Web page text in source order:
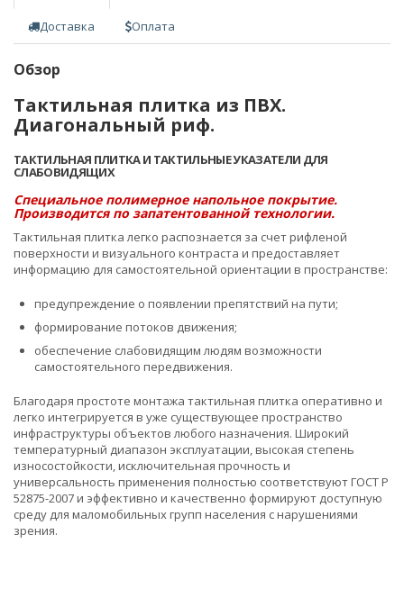
Доставка Оплата
Обзор
Тактильная плитка из ПВХ.
Диагональный риф.
ТАКТИЛЬНАЯ ПЛИТКА И ТАКТИЛЬНЫЕ УКАЗАТЕЛИ ДЛЯ
СЛАБОВИДЯЩИХ
Специальное полимерное напольное покрытие.
Производится по запатентованной технологии.
Тактильная плитка легко распознается за счет рифленой
поверхности и визуального контраста и предоставляет
информацию для самостоятельной ориентации в пространстве:
предупреждение о появлении препятствий на пути;
формирование потоков движения;
обеспечение слабовидящим людям возможности
самостоятельного передвижения.
Благодаря простоте монтажа тактильная плитка оперативно и
легко интегрируется в уже существующее пространство
инфраструктуры объектов любого назначения. Широкий
температурный диапазон эксплуатации, высокая степень
износостойкости, исключительная прочность и
универсальность применения полностью соответствуют ГОСТ Р
52875-2007 и эффективно и качественно формируют доступную
среду для маломобильных групп населения с нарушениями
зрения.